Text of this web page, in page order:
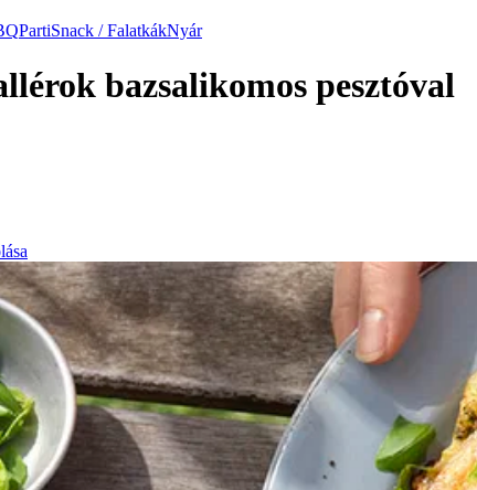
PartiSnack / FalatkákNyár
bazsalikomos pesztóval